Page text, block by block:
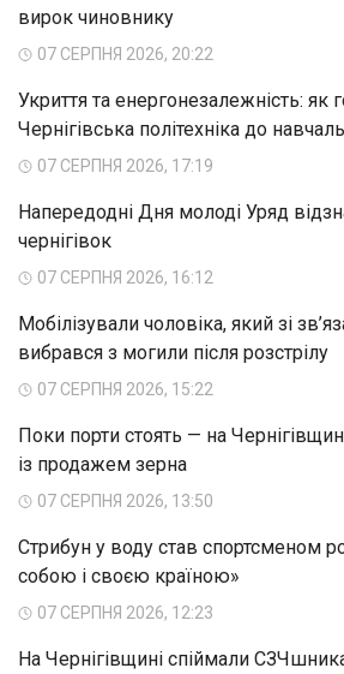
вирок чиновнику
07 СЕРПНЯ 2026, 20:22
Укриття та енергонезалежність: як
Чернігівська політехніка до
07 СЕРПНЯ 2026, 17:19
Напередодні Дня молоді Уряд
чернігівок
07 СЕРПНЯ 2026, 16:12
Мобілізували чоловіка, який зі
вибрався з могили після розстрілу
07 СЕРПНЯ 2026, 15:22
Поки порти стоять — на
із продажем зерна
07 СЕРПНЯ 2026, 13:50
Стрибун у воду став спортсменом
собою і своєю країною»
07 СЕРПНЯ 2026, 12:23
На Чернігівщині спіймали